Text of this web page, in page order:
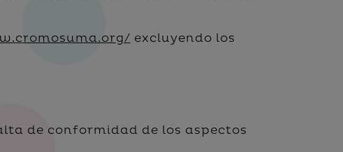
excluyendo los
de conformidad de los aspectos